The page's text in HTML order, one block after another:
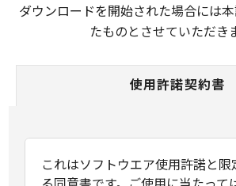
ダウンロードを開始された場合には
たものとさせていただき
使用許諾契約書
これはソフトウエア使用許諾と